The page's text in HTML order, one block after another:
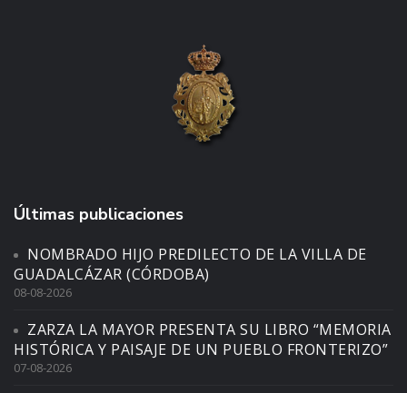
Últimas publicaciones
NOMBRADO HIJO PREDILECTO DE LA VILLA DE
GUADALCÁZAR (CÓRDOBA)
08-08-2026
ZARZA LA MAYOR PRESENTA SU LIBRO “MEMORIA
HISTÓRICA Y PAISAJE DE UN PUEBLO FRONTERIZO”
07-08-2026